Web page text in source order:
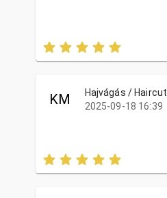
KM
Hajvágás / Haircut
2025-09-18 16:39